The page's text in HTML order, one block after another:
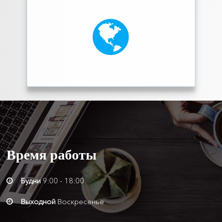
Времяработы
Будни9:00 - 18:00
Выходной Воскресенье